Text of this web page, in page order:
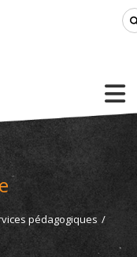
pédagogiques /